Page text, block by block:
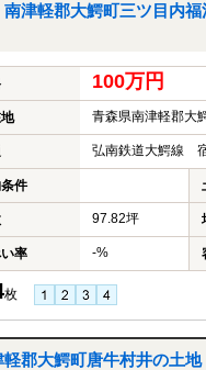
津軽郡大鰐町三ツ目内福
100万円
青森県南津軽郡大
弘南鉄道大鰐線
件
97.82坪
率 -%
枚
郡大鰐町唐牛村井の土地